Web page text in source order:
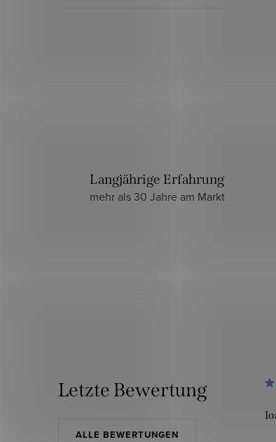
Langjährige Erfahrung
mehr als 30 Jahre am Markt
Letzte Bewertung
ALLE BEWERTUNGEN